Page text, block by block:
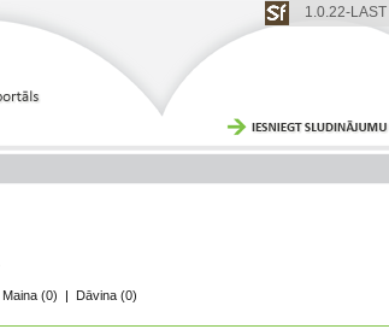
Maina (0) | Dāvina (0)
1.0.22-LAST